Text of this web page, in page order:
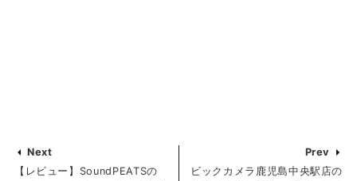
Next
【レビュー】SoundPEATSの
Prev
ビックカメラ鹿児島中央駅店の